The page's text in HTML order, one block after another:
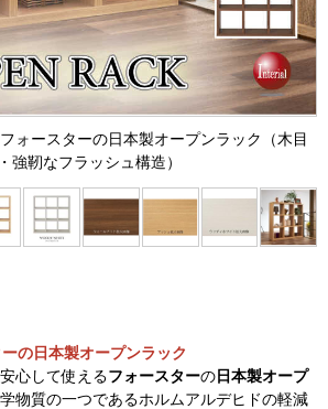
ォースターの日本製オープンラック（木目
強靭なフラッシュ構造）
の日本製オープンラック
心して使えるフォースターの日本製オープ
物質の一つであるホルムアルデヒドの軽減